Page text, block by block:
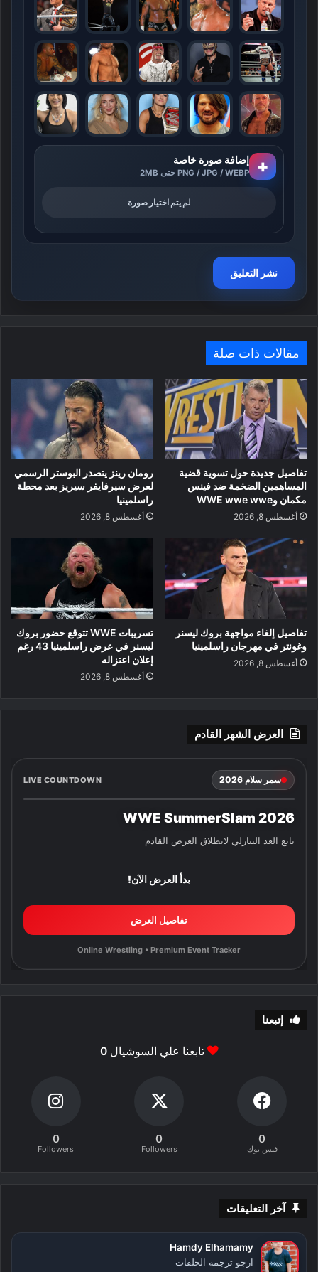
+ إضافة صورة خاصة
PNG / JPG / WEBP حتى 2MB
لم يتم اختيار صورة
مقالات ذات صلة
تفاصيل جديدة حول تسوية قضية
المساهمين الضخمة ضد فينس
مكمان وWWE wwe wwe
أغسطس 8, 2026
رومان رينز يتصدر البوستر الرسمي
لعرض سيرفايفر سيريز بعد محطة
راسلمينيا
أغسطس 8, 2026
تفاصيل إلغاء مواجهة بروك ليسنر
وغونتر في مهرجان راسلمينيا
أغسطس 8, 2026
تسريبات WWE تتوقع حضور بروك
ليسنر في عرض راسلمينيا 43 رغم
إعلان اعتزاله
أغسطس 8, 2026
العرض الشهر القادم
سمر سلام 2026 LIVE COUNTDOWN
WWE SummerSlam 2026
تابع العد التنازلي لانطلاق العرض القادم
بدأ العرض الآن!
تفاصيل العرض
Online Wrestling • Premium Event Tracker
إتبعنا
تابعنا علي السوشيال0
0
فيس بوك
0
Followers
0
Followers
آخر التعليقات
Hamdy Elhamamy
ارجو ترجمة الحلقات